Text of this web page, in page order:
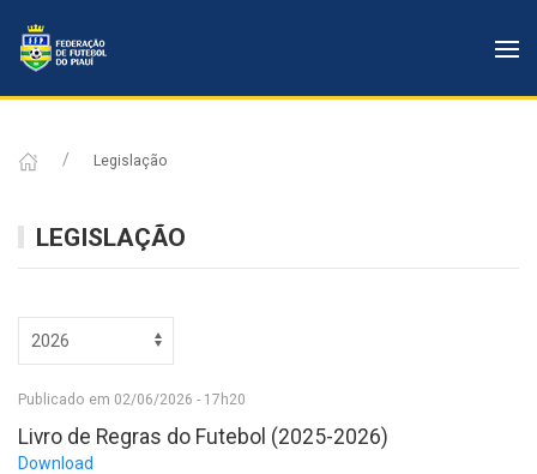
Legislação
LEGISLAÇÃO
Publicado em 02/06/2026 - 17h20
Livro de Regras do Futebol (2025-2026)
Download